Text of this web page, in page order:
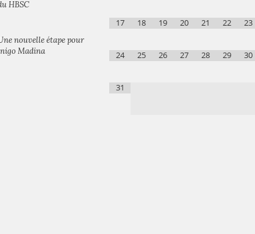
HBSC
nouvelle étape pour
Madina
17 18 19 20 21 22 23
24 25 26 27 28 29 30
31